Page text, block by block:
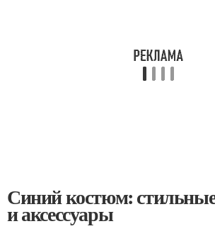
Синий костюм:
и аксессуары